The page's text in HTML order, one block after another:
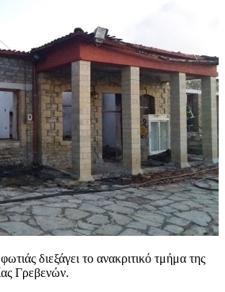
διεξάγει το ανακριτικό τμήμα της
Γρεβενών.